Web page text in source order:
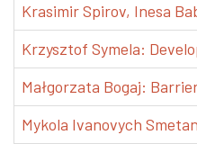
Krasimir Spirov, Inesa
Krzysztof Symela:
Małgorzata Bogaj:
Mykola Ivanovych